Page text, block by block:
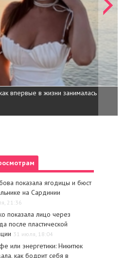
впервые в жизни занималась
Украинская актриса Оксана
показала ягодицы и бюст
на Сардинии
21:36
показала лицо через
после пластической
31 июля, 18:04
или энергетики: Никитюк
как бодрит себя в